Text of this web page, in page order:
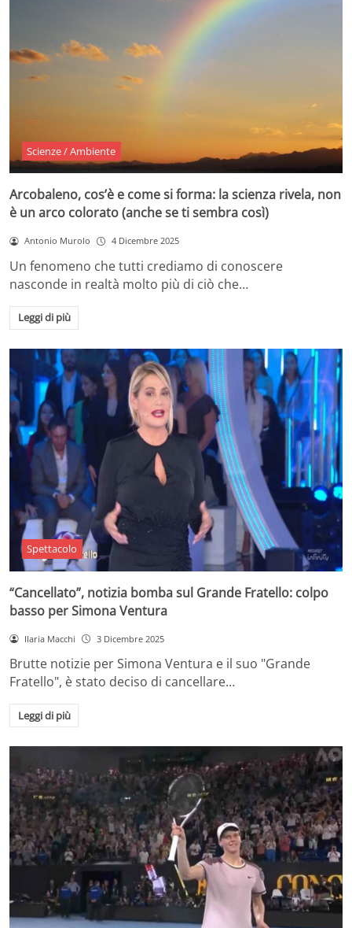
Scienze / Ambiente
Arcobaleno, cos’è e come si forma: la scienza rivela, non
è un arco colorato (anche se ti sembra così)
Antonio Murolo 4 Dicembre 2025
Un fenomeno che tutti crediamo di conoscere
nasconde in realtà molto più di ciò che…
Leggi di più
Spettacolo
“Cancellato”, notizia bomba sul Grande Fratello: colpo
basso per Simona Ventura
Ilaria Macchi 3 Dicembre 2025
Brutte notizie per Simona Ventura e il suo "Grande
Fratello", è stato deciso di cancellare…
Leggi di più